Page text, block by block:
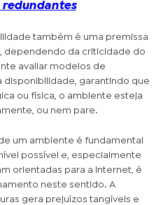
também é uma premissa
dependendo da criticidade do
avaliar modelos de
garantindo que
ou física, o ambiente esteja
ou nem pare.
um ambiente é fundamental
possível e, especialmente
orientadas para a internet, é
neste sentido. A
gera prejuízos tangíveis e